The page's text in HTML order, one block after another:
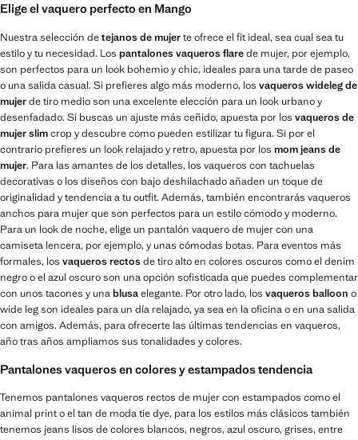
Elige el vaquero perfecto en Mango
Nuestra selección detejanos de mujerte ofrece el fit ideal, sea cual sea tu
estilo y tu necesidad. Los pantalones vaqueros flarede mujer, por ejemplo,
son perfectos para un look bohemio y chic, ideales para una tarde de paseo
o una salida casual. Si prefieres algo más moderno, los vaqueros wideleg de
mujerde tiro medio son una excelente elección para un look urbano y
desenfadado. Si buscas un ajuste más ceñido, apuesta por los vaqueros de
mujer slimcrop y descubre como pueden estilizar tu figura. Si por el
contrario prefieres un look relajado y retro, apuesta por los mom jeans de
mujer. Para las amantes de los detalles, los vaqueros con tachuelas
decorativas o los diseños con bajo deshilachado añaden un toque de
originalidad y tendencia a tu outfit. Además, también encontrarás vaqueros
anchos para mujer que son perfectos para un estilo cómodo y moderno.
Para un look de noche, elige un pantalón vaquero de mujer con una
camiseta lencera, por ejemplo, y unas cómodas botas. Para eventos más
formales, los vaqueros rectosde tiro alto en colores oscuros como el denim
negro o el azul oscuro son una opción sofisticada que puedes complementar
con unos tacones y unablusaelegante. Por otro lado, los vaqueros balloon o
wide leg son ideales para un día relajado, ya sea en la oficina o en una salida
con amigos. Además, para ofrecerte las últimas tendencias en vaqueros,
año tras años ampliamos sus tonalidades y colores.
Pantalones vaqueros en colores y estampados tendencia
Tenemos pantalones vaqueros rectos de mujer con estampados como el
animal print o el tan de moda tie dye, para los estilos más clásicos también
tenemos jeans lisos de colores blancos, negros, azul oscuro, grises, entre